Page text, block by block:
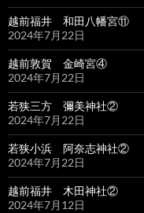
越前福井 和田八幡宮⑪
2024年7月22日
越前敦賀 金崎宮④
2024年7月22日
若狭三方 彌美神社②
2024年7月22日
若狭小浜 阿奈志神社②
2024年7月22日
越前福井 木田神社②
2024年7月12日